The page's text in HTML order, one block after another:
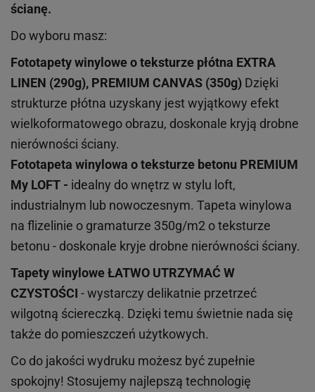
ścianę.
Do wyboru masz:
Fototapety winylowe oteksturze płótna EXTRA
LINEN (290g), PREMIUM CANVAS (350g) Dzięki
strukturze płótna uzyskany jest wyjątkowy efekt
wielkoformatowego obrazu, doskonale kryją drobne
nierówności ściany.
Fototapeta winylowa oteksturze betonu PREMIUM
My LOFT - idealny do wnętrz w stylu loft,
industrialnym lub nowoczesnym. Tapeta winylowa
na flizelinie o gramaturze 350g/m2 o teksturze
betonu - doskonale kryje drobne nierówności ściany.
Tapety winyloweŁATWO UTRZYMAĆ W
CZYSTOŚCI - wystarczy delikatnie przetrzeć
wilgotną ściereczką. Dzięki temu świetnie nada się
także do pomieszczeń użytkowych.
Co do jakości wydruku możesz być zupełnie
spokojny! Stosujemy najlepszą technologię